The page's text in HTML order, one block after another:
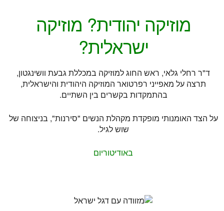
מוזיקה יהודית? מוזיקה
ישראלית?
ד"ר רחלי גלאי, ראש החוג למוזיקה במכללת גבעת וושינגטון,
תרצה על מאפייני רפרטואר המוזיקה היהודית והישראלית,
בהתמקדות בקשרים בין השתיים.
על הצד האומנותי מופקדת מקהלת הנשים "סירנות", בניצוחה של
שוש לגיל.
באודיטוריום